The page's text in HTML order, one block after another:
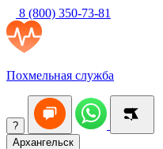
8 (800) 350-73-81
Похмельная служба
?
Архангельск